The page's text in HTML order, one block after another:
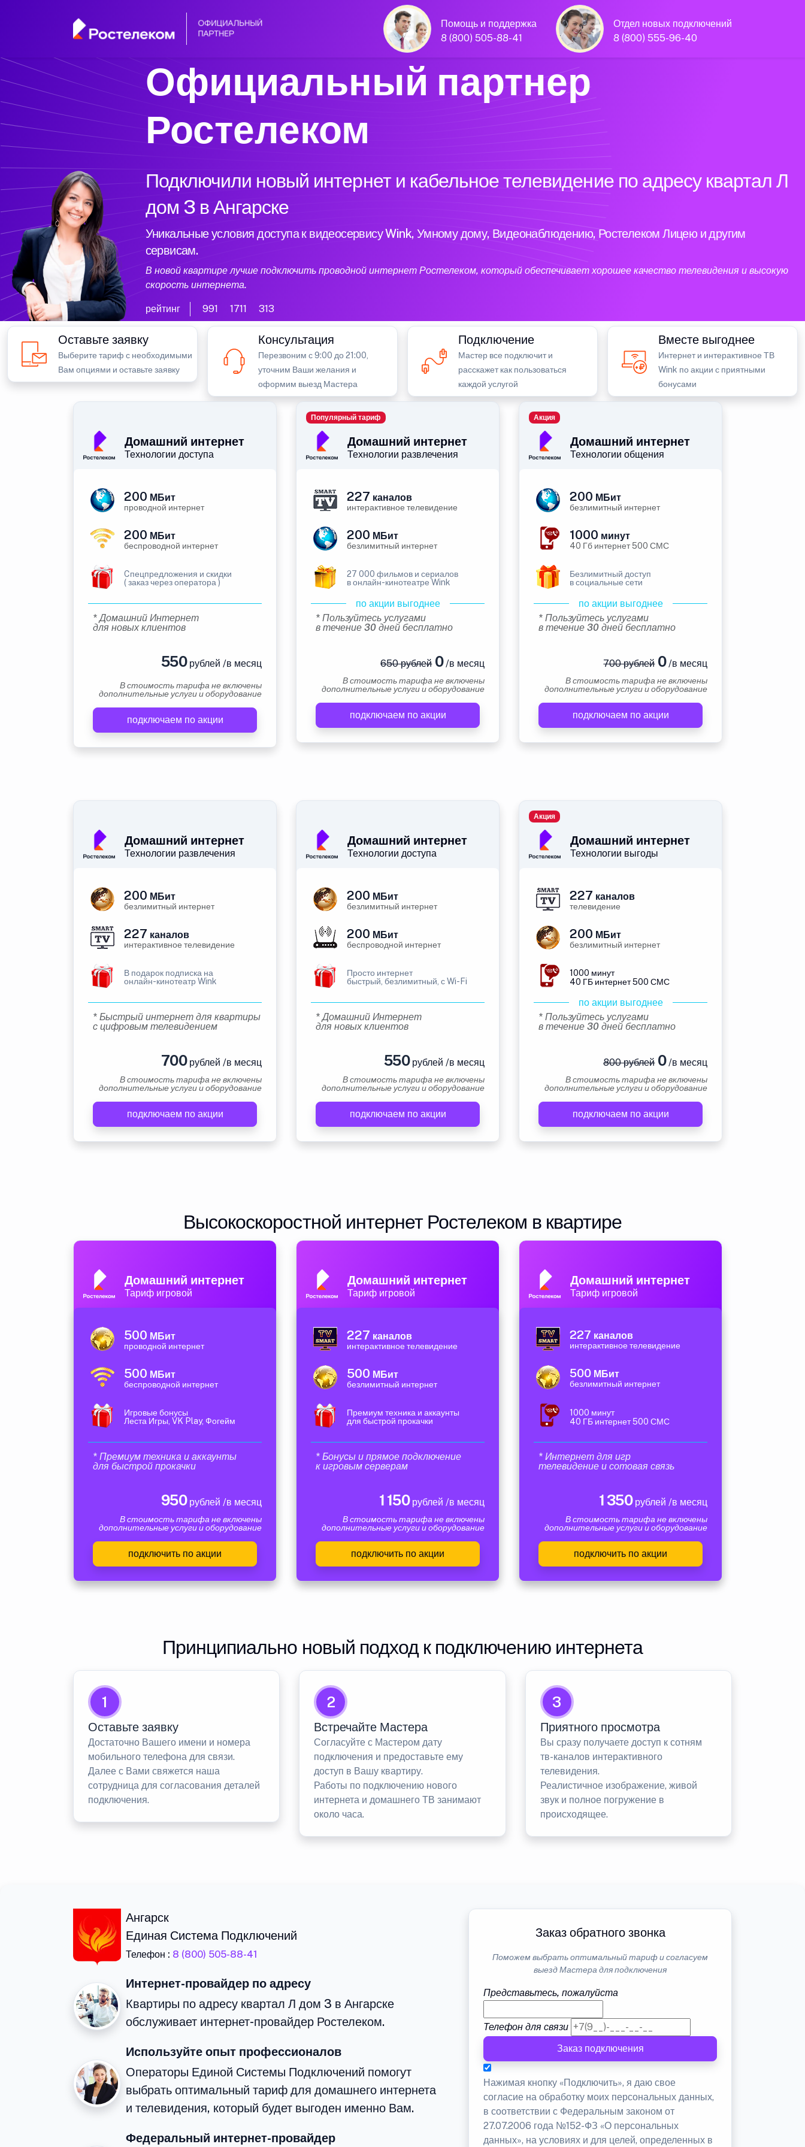
Помощь и поддержка
8 (800) 505-88-41
Отдел новых подключений
8 (800) 555-96-40
Официальный партнер
Ростелеком
Подключили новый интернет и кабельное телевидение по адресу квартал Л
дом 3 в Ангарске
Уникальные условия доступа к видеосервису Wink, Умному дому, Видеонаблюдению, Ростелеком Лицею и другим
сервисам.
В новой квартире лучше подключить проводной интернет Ростелеком, который обеспечивает хорошее качество телевидения и высокую
скорость интернета.
рейтинг 991 1711 313
Оставьте заявку
Выберите тариф с необходимыми
Вам опциями и оставьте заявку
Консультация
Перезвоним с 9:00 до 21:00,
уточним Ваши желания и
оформим выезд Мастера
Подключение
Мастер все подключит и
расскажет как пользоваться
каждой услугой
Вместе выгоднее
Интернет и интерактивное ТВ
Wink по акции с приятными
бонусами
Домашний интернет
Технологии доступа
200 МБит
проводной интернет
200 МБит
беспроводной интернет
Cпецпредложения и скидки
( заказ через оператора )
* Домашний Интернет
для новых клиентов
550рублей /в месяц
В стоимость тарифа не включены
дополнительные услуги и оборудование
подключаем по акции
Домашний интернет
Технологии развлечения
Популярный тариф
227 каналов
интерактивное телевидение
200 МБит
безлимитный интернет
27 000 фильмов и сериалов
в онлайн-кинотеатре Wink
по акции выгоднее
* Пользуйтесь услугами
в течение 30 дней бесплатно
650 рублей0/в месяц
В стоимость тарифа не включены
дополнительные услуги и оборудование
подключаем по акции
Домашний интернет
Технологии общения
Акция
200 МБит
безлимитный интернет
1000 минут
40 Гб интернет 500 СМС
Безлимитный доступ
в социальные сети
по акции выгоднее
* Пользуйтесь услугами
в течение 30 дней бесплатно
700 рублей0/в месяц
В стоимость тарифа не включены
дополнительные услуги и оборудование
подключаем по акции
Домашний интернет
Технологии развлечения
200 МБит
безлимитный интернет
227 каналов
интерактивное телевидение
В подарок подписка на
онлайн-кинотеатр Wink
* Быстрый интернет для квартиры
с цифровым телевидением
700рублей /в месяц
В стоимость тарифа не включены
дополнительные услуги и оборудование
подключаем по акции
Домашний интернет
Технологии доступа
200 МБит
безлимитный интернет
200 МБит
беспроводной интернет
Просто интернет
быстрый, безлимитный, с Wi-Fi
* Домашний Интернет
для новых клиентов
550рублей /в месяц
В стоимость тарифа не включены
дополнительные услуги и оборудование
подключаем по акции
Домашний интернет
Технологии выгоды
Акция
227 каналов
телевидение
200 МБит
безлимитный интернет
1000 минут
40 ГБ интернет 500 СМС
по акции выгоднее
* Пользуйтесь услугами
в течение 30 дней бесплатно
800 рублей0/в месяц
В стоимость тарифа не включены
дополнительные услуги и оборудование
подключаем по акции
Высокоскоростной интернет Ростелеком в квартире
Домашний интернет
Тариф игровой
500 МБит
проводной интернет
500 МБит
беспроводной интернет
Игровые бонусы
Леста Игры, VK Play, Фогейм
* Премиум техника и аккаунты
для быстрой прокачки
950рублей /в месяц
В стоимость тарифа не включены
дополнительные услуги и оборудование
подключить по акции
Домашний интернет
Тариф игровой
227 каналов
интерактивное телевидение
500 МБит
безлимитный интернет
Премиум техника и аккаунты
для быстрой прокачки
* Бонусы и прямое подключение
к игровым серверам
1 150рублей /в месяц
В стоимость тарифа не включены
дополнительные услуги и оборудование
подключить по акции
Домашний интернет
Тариф игровой
227 каналов
интерактивное телевидение
500 МБит
безлимитный интернет
1000 минут
40 ГБ интернет 500 СМС
* Интернет для игр
телевидение и сотовая связь
1 350рублей /в месяц
В стоимость тарифа не включены
дополнительные услуги и оборудование
подключить по акции
Принципиально новый подход к подключению интернета
1
Оставьте заявку
Достаточно Вашего имени и номера
мобильного телефона для связи.
Далее с Вами свяжется наша
сотрудница для согласования деталей
подключения.
2
Встречайте Мастера
Согласуйте с Мастером дату
подключения и предоставьте ему
доступ в Вашу квартиру.
Работы по подключению нового
интернета и домашнего ТВ занимают
около часа.
3
Приятного просмотра
Вы сразу получаете доступ к сотням
тв-каналов интерактивного
телевидения.
Реалистичное изображение, живой
звук и полное погружение в
происходящее.
Ангарск
Единая Система Подключений
Телефон : 8 (800) 505-88-41
Интернет-провайдер по адресу
Квартиры по адресу квартал Л дом 3 в Ангарске
обслуживает интернет-провайдер Ростелеком.
Используйте опыт профессионалов
Операторы Единой Системы Подключений помогут
выбрать оптимальный тариф для домашнего интернета
и телевидения, который будет выгоден именно Вам.
Федеральный интернет-провайдер
Заказ обратного звонка
Поможем выбрать оптимальный тариф и согласуем
выезд Мастера для подключения
Представьтесь, пожалуйста
Телефон для связи
Заказ подключения
Нажимая кнопку «Подключить», я даю свое
согласие на обработку моих персональных данных,
в соответствии с Федеральным законом от
27.07.2006 года №152-ФЗ «О персональных
данных», на условиях и для целей, определенных в